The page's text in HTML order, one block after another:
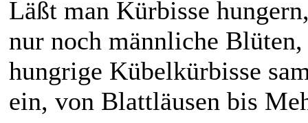
Läßt man Kürbisse
nur noch männliche
hungrige Kübelkürbisse
ein, von Blattläusen bis